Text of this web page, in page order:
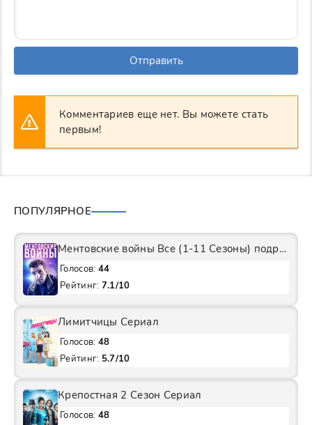
Отправить
Комментариев еще нет. Вы можете стать
первым!
ПОПУЛЯРНОЕ
Ментовские войны Все (1-11 Сезоны) подряд Сериал
Голосов: 44
Рейтинг: 7.1/10
Лимитчицы Сериал
Голосов: 48
Рейтинг: 5.7/10
Крепостная 2 Сезон Сериал
Голосов: 48